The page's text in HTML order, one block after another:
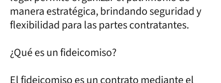
manera estratégica, brindando seguridad y
flexibilidad para las partes contratantes.
¿Qué es un fideicomiso?